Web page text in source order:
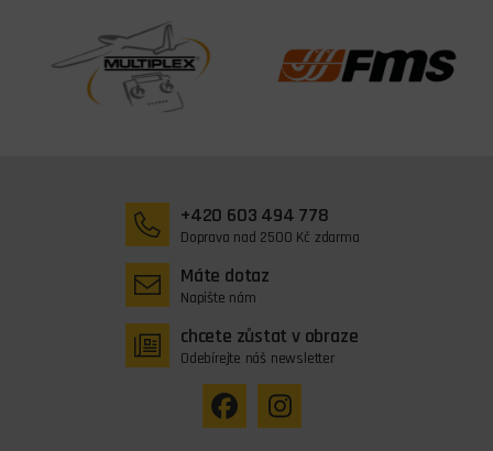
+420 603 494 778
Doprava nad 2500 Kč zdarma
Máte dotaz
Napište nám
chcete zůstat v obraze
Odebírejte náš newsletter